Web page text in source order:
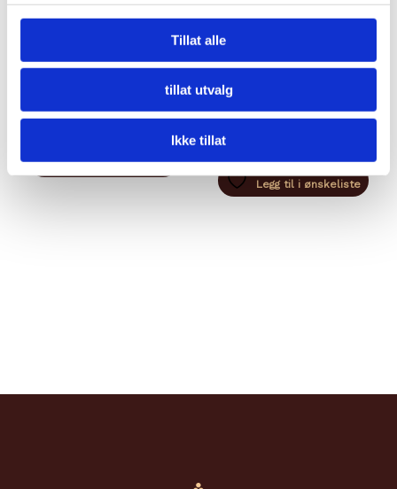
Tillat alle
tillat utvalg
Ikke tillat
Legg til i handlekurv
Legg til i ønskeliste
KAKER
kr99,00
Legg til i ønskeliste